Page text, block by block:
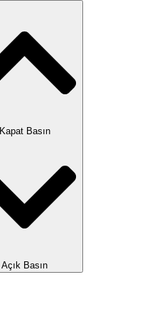
Kapat Basın
Açık Basın